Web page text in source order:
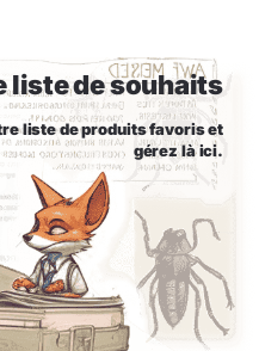
liste de souhaits
liste de produits favoris et
gérez là ici.